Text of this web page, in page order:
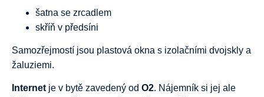
šatna se zrcadlem
skříň v předsíni
Samozřejmostí jsou plastová okna s izolačními dvojskly a
žaluziemi.
Internet je v bytě zavedený od O2. Nájemník si jej ale